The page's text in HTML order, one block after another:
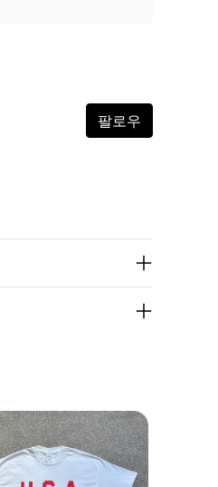
팔로우